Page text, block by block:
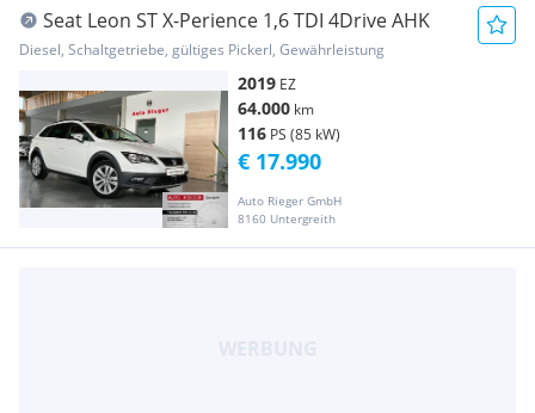
Seat Leon ST X-Perience 1,6 TDI 4Drive AHK
Diesel, Schaltgetriebe, gültiges Pickerl, Gewährleistung
2019 EZ
64.000 km
116 PS (85 kW)
Auto Rieger GmbH
8160 Untergreith
€ 17.990